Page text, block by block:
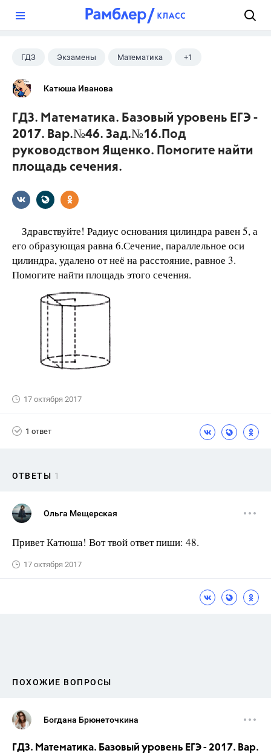
ГДЗ Экзамены Математика +1
Ященко И.В.
Катюша Иванова
ГДЗ. Математика. Базовый уровень ЕГЭ -
2017. Вар.№46. Зад.№16.Под
руководством Ященко. Помогите найти
площадь сечения.
Здравствуйте! Радиус основания цилиндра равен 5, а
его образующая равна 6.Сечение, параллельное оси
цилиндра, удалено от неё на расстояние, равное 3.
Помогите найти площадь этого сечения.
17 октября 2017
1 ответ
ОТВЕТЫ 1
Ольга Мещерская
Привет Катюша! Вот твой ответ пиши: 48.
17 октября 2017
ПОХОЖИЕ ВОПРОСЫ
Богдана Брюнеточкина
ГДЗ. Математика. Базовый уровень ЕГЭ - 2017. Вар.